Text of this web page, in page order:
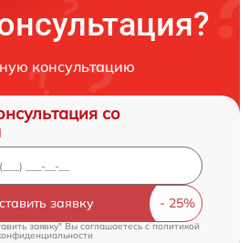
консультацию
со
заявку
заявку" Вы соглашаетесь c политикой